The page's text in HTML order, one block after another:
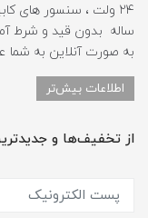
ساله بدون قید و شرط
به صورت آنلاین به شما
اطلاعات بیش‌تر
از تخفیف‌ها و